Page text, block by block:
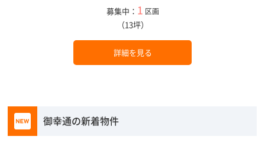
募集中： 1 区画
（13坪）
詳細を見る
御幸通の新着物件